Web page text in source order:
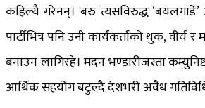
कहिल्यै गरेनन्। बरु त्यसविरुद्ध ‘बयलगाडे’
पार्टीभित्र पनि उनी कार्यकर्ताको थुक,
बनाउन लागिरहे। मदन भण्डारीजस्ता
आर्थिक सहयोग बटुल्दै देशभरी अवैध